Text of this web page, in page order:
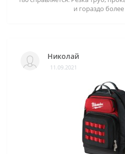
и гораздо
Николай
11.09.2021